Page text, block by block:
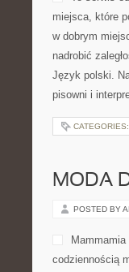
miejsca, które
w dobrym
nadrobić
Język polski.
pisowni i
CATEGORIES:
MODA
POSTED BY
codziennością